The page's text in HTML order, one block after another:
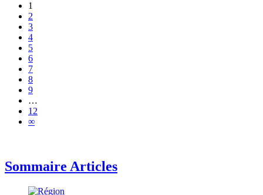
1
2
3
4
5
6
7
8
9
…
12
∞
Sommaire Articles